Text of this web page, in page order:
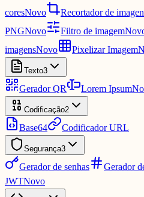
coresNovo Recortador de
PNGNovo Filtro de imagem
imagensNovo Pixelizar Imagem
Texto3
Gerador QR Lorem Ipsum
Codificação2
Base64 Codificador URL
Segurança3
Gerador de senhas Gerador
JWTNovo